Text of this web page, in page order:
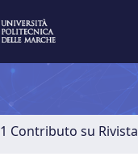
1 Contributo su Rivista